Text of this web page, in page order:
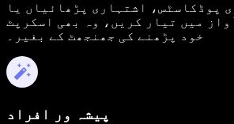
پوڈکاسٹس، اشتہاری پڑھائیاں یا
میں تیار کریں، وہ بھی اسکرپٹ
خود پڑھنے کی جھنجھٹ کے بغیر۔
پیشہ ور افراد